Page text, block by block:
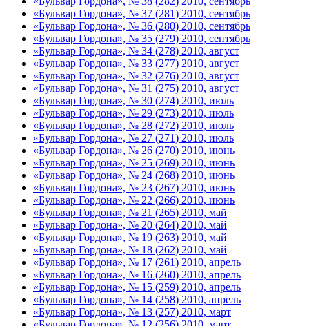
«Бульвар Гордона», № 37 (281) 2010, сентябрь
«Бульвар Гордона», № 36 (280) 2010, сентябрь
«Бульвар Гордона», № 35 (279) 2010, сентябрь
«Бульвар Гордона», № 34 (278) 2010, август
«Бульвар Гордона», № 33 (277) 2010, август
«Бульвар Гордона», № 32 (276) 2010, август
«Бульвар Гордона», № 31 (275) 2010, август
«Бульвар Гордона», № 30 (274) 2010, июль
«Бульвар Гордона», № 29 (273) 2010, июль
«Бульвар Гордона», № 28 (272) 2010, июль
«Бульвар Гордона», № 27 (271) 2010, июль
«Бульвар Гордона», № 26 (270) 2010, июнь
«Бульвар Гордона», № 25 (269) 2010, июнь
«Бульвар Гордона», № 24 (268) 2010, июнь
«Бульвар Гордона», № 23 (267) 2010, июнь
«Бульвар Гордона», № 22 (266) 2010, июнь
«Бульвар Гордона», № 21 (265) 2010, май
«Бульвар Гордона», № 20 (264) 2010, май
«Бульвар Гордона», № 19 (263) 2010, май
«Бульвар Гордона», № 18 (262) 2010, май
«Бульвар Гордона», № 17 (261) 2010, апрель
«Бульвар Гордона», № 16 (260) 2010, апрель
«Бульвар Гордона», № 15 (259) 2010, апрель
«Бульвар Гордона», № 14 (258) 2010, апрель
«Бульвар Гордона», № 13 (257) 2010, март